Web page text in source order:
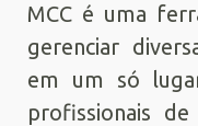
MCC é uma
gerenciar
em um só
profissionais